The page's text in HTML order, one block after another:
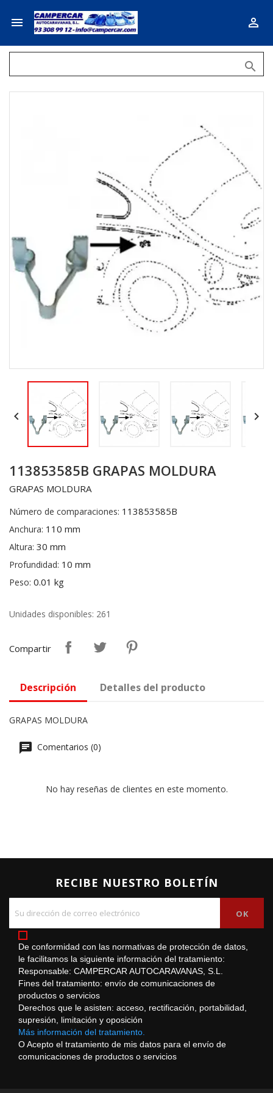
 

 
113853585B GRAPAS MOLDURA
GRAPAS MOLDURA
Número de comparaciones: 113853585B
Anchura: 110 mm
Altura: 30 mm
Profundidad: 10 mm
Peso: 0.01 kg
Unidades disponibles: 261
Compartir
Descripción Detalles del producto
GRAPAS MOLDURA
Comentarios (0)
No hay reseñas de clientes en este momento.
RECIBE NUESTRO BOLETÍN
De conformidad con las normativas de protección de datos,
le facilitamos la siguiente información del tratamiento:
Responsable: CAMPERCAR AUTOCARAVANAS, S.L.
Fines del tratamiento: envío de comunicaciones de
productos o servicios
Derechos que le asisten: acceso, rectificación, portabilidad,
supresión, limitación y oposición
Más información del tratamiento.
O Acepto el tratamiento de mis datos para el envío de
comunicaciones de productos o servicios